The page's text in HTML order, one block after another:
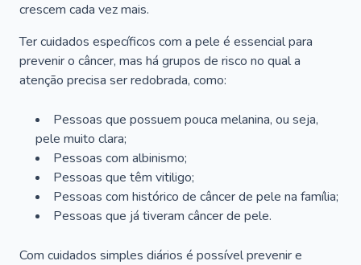
crescem cada vez mais.
Ter cuidados específicos com a pele é essencial para
prevenir o câncer, mas há grupos de risco no qual a
atenção precisa ser redobrada, como:
Pessoas que possuem pouca melanina, ou seja,
pele muito clara;
Pessoas com albinismo;
Pessoas que têm vitiligo;
Pessoas com histórico de câncer de pele na família;
Pessoas que já tiveram câncer de pele.
Com cuidados simples diários é possível prevenir e